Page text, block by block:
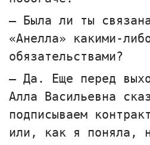
— Была ли ты
«Анелла» какими-
обязательствами?
— Да. Еще перед
Алла Васильевна
подписываем
или, как я поняла,